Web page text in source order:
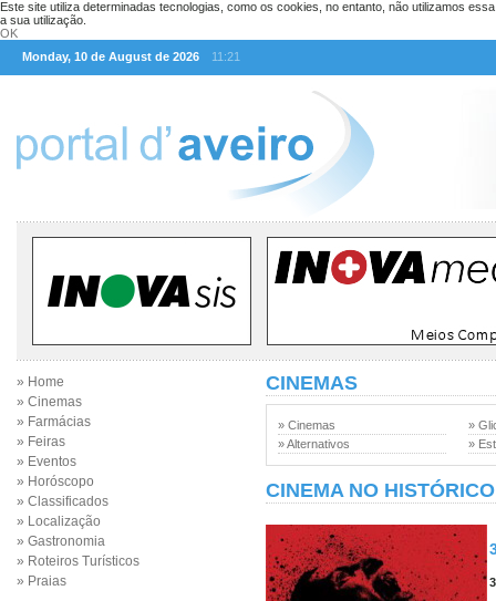
Este site utiliza determinadas tecnologias, como os cookies, no entanto, não utilizamos
a sua utilização.
OK
Monday, 10 de August de 2026
11:21
» Home
» Cinemas
» Farmácias
» Feiras
» Eventos
» Horóscopo
» Classificados
» Localização
» Gastronomia
» Roteiros Turísticos
» Praias
CINEMAS
» Cinemas
» Alternativos
»
»
CINEMA NO HISTÓRICO